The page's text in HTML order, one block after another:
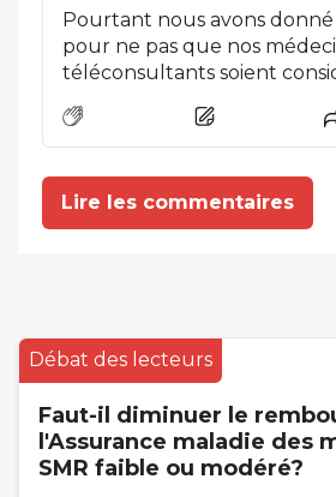
Pourtant nous avons donné
pour ne pas que nos
téléconsultants soient
d'exceptions aux restrictions
sur les arrêts de travail. 2°)
inhabituels. Mais chaque
libre de son activité. Un
gréviste nous a annoncé
Lire les commentaires
Débat des lecteurs
Faut-il diminuer le
l'Assurance maladie des
SMR faible ou modéré?